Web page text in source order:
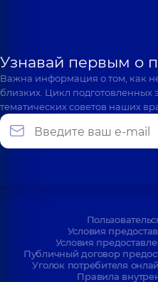
Узнавай первым о
Важна информация о том, как
близких. Цикл
тематических советов наших
Условия
Условия
Публичный договор
Уголок потребителя
Правила